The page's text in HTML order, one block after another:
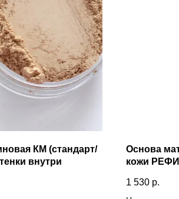
КМ (стандарт/
внутри
Основа
кожи
1 530 р.